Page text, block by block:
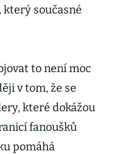
současné
to není moc
v tom, že se
které dokážou
fanoušků
pomáhá